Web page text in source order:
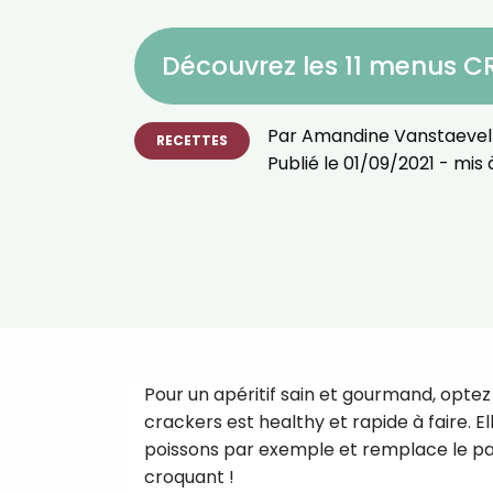
Découvrez les 11 menus
RECETTES ParAmandine Vanstaevel
Publié le01/09/2021 - mis
Pour un apéritif sain et gourmand,
crackers est healthy et rapide à faire.
poissons par exemple et remplace le
croquant !